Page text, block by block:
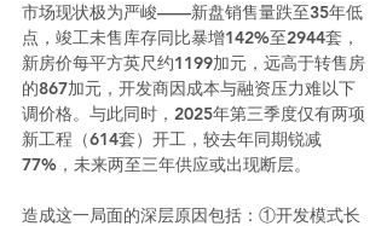
市场现状极为严峻——新盘销售量跌至35年低
点，竣工未售库存同比暴增142%至2944套，
新房价每平方英尺约1199加元，远高于转售房
的867加元，开发商因成本与融资压力难以下
调价格。与此同时，2025年第三季度仅有两项
新工程（614套）开工，较去年同期锐减
77%，未来两至三年供应或出现断层。
造成这一局面的深层原因包括：①开发模式长